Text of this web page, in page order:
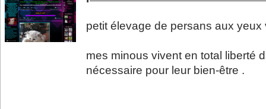
petit élevage de persans aux
mes minous vivent en total liberté
nécessaire pour leur bien-être .